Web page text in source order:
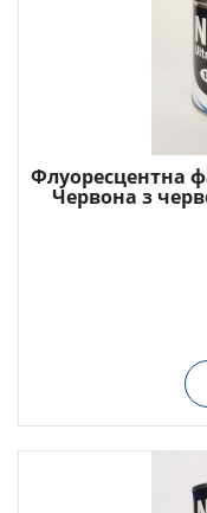
Флуоресцентна
Червона з